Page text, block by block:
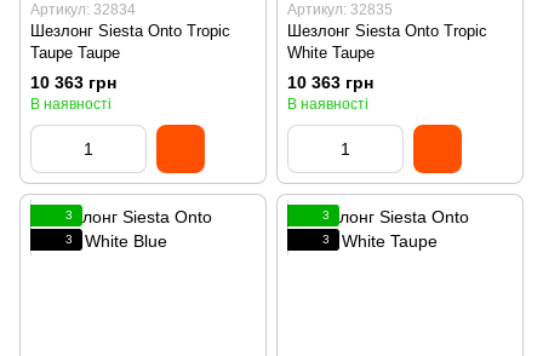
Артикул: 32834
Шезлонг Siesta Onto Tropic
Taupe Taupe
10 363 грн
В наявності
Артикул: 32835
Шезлонг Siesta Onto Tropic
White Taupe
10 363 грн
В наявності
3
3
3
3